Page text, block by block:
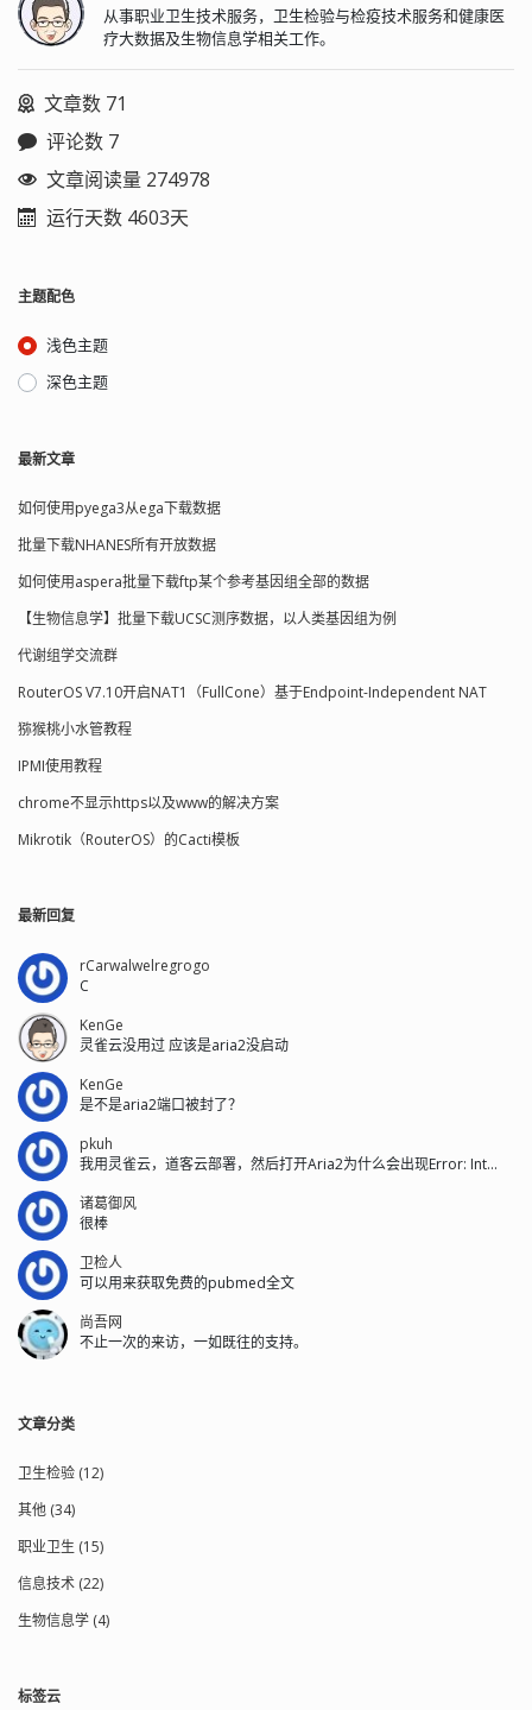
从事职业卫生技术服务，卫生检验与检疫技术服务和健康医
疗大数据及生物信息学相关工作。
文章数 71
评论数 7
文章阅读量 274978
运行天数 4603天
主题配色
浅色主题
深色主题
最新文章
如何使用pyega3从ega下载数据
批量下载NHANES所有开放数据
如何使用aspera批量下载ftp某个参考基因组全部的数据
【生物信息学】批量下载UCSC测序数据，以人类基因组为例
代谢组学交流群
RouterOS V7.10开启NAT1（FullCone）基于Endpoint-Independent NAT
猕猴桃小水管教程
IPMI使用教程
chrome不显示https以及www的解决方案
Mikrotik（RouterOS）的Cacti模板
最新回复
rCarwalwelregrogo
C
KenGe
灵雀云没用过 应该是aria2没启动
KenGe
是不是aria2端口被封了？
pkuh
我用灵雀云，道客云部署，然后打开Aria2为什么会出现Error: Int...
诸葛御风
很棒
卫检人
可以用来获取免费的pubmed全文
尚吾网
不止一次的来访，一如既往的支持。
文章分类
卫生检验 (12)
其他 (34)
职业卫生 (15)
信息技术 (22)
生物信息学 (4)
标签云